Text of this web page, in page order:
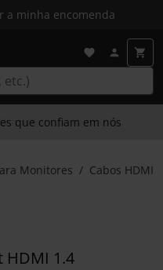
a minha encomenda
melhor atendimento
que confiam em nós
Monitores Cabos HDMI
HDMI 1.4